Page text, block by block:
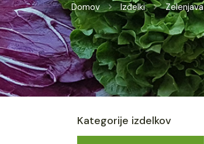
Domov Izdelki Zelenjava
Kategorije izdelkov